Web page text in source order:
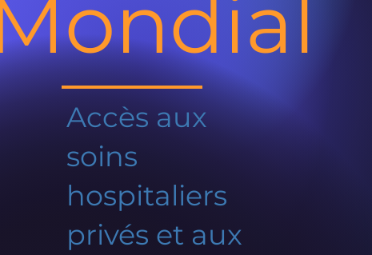
Accès aux
soins
hospitaliers
privés et aux